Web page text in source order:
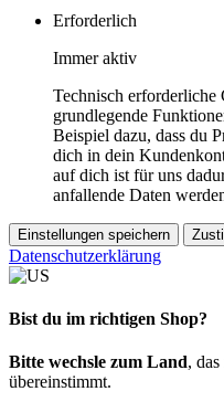
Erforderlich
Immer aktiv
Technisch erforderliche
grundlegende
Beispiel dazu, dass du
dich in dein
auf dich ist für uns
anfallende Daten
Einstellungen speichern
Datenschutzerklärung
Bist du im richtigen Shop?
Bitte wechsle zum Land,
übereinstimmt.